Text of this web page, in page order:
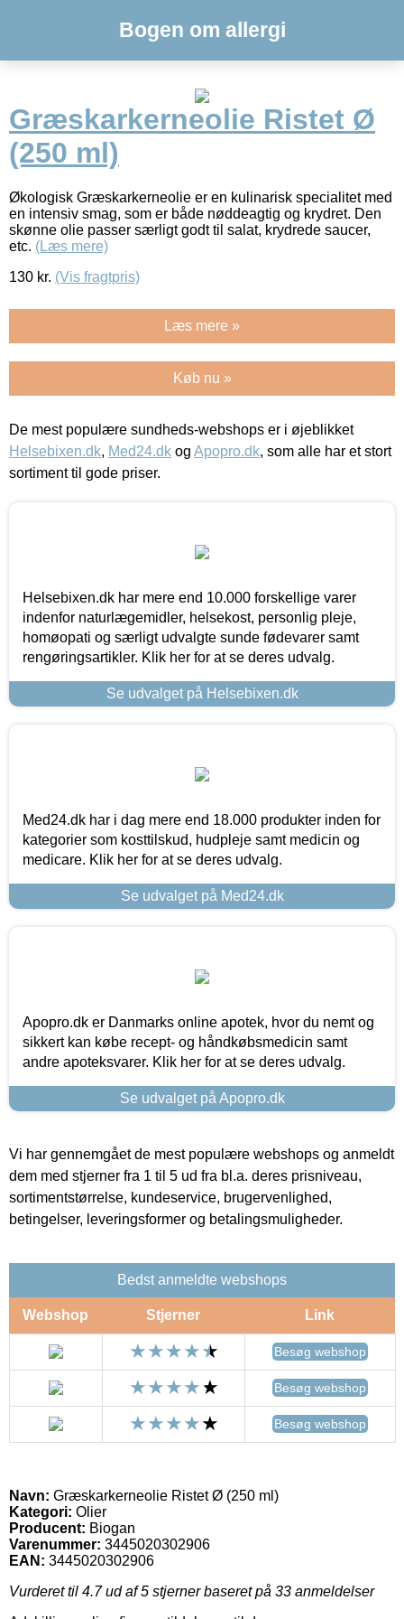
Bogen om allergi
Græskarkerneolie Ristet Ø
(250 ml)
Økologisk Græskarkerneolie er en kulinarisk specialitet med
en intensiv smag, som er både nøddeagtig og krydret. Den
skønne olie passer særligt godt til salat, krydrede saucer,
etc. (Læs mere)
130 kr. (Vis fragtpris)
Læs mere »
Køb nu »
De mest populære sundheds-webshops er i øjeblikket
Helsebixen.dk, Med24.dk og Apopro.dk, som alle har et stort
sortiment til gode priser.
Helsebixen.dk har mere end 10.000 forskellige varer
indenfor naturlægemidler, helsekost, personlig pleje,
homøopati og særligt udvalgte sunde fødevarer samt
rengøringsartikler. Klik her for at se deres udvalg.
Se udvalget på Helsebixen.dk
Med24.dk har i dag mere end 18.000 produkter inden for
kategorier som kosttilskud, hudpleje samt medicin og
medicare. Klik her for at se deres udvalg.
Se udvalget på Med24.dk
Apopro.dk er Danmarks online apotek, hvor du nemt og
sikkert kan købe recept- og håndkøbsmedicin samt
andre apoteksvarer. Klik her for at se deres udvalg.
Se udvalget på Apopro.dk
Vi har gennemgået de mest populære webshops og anmeldt
dem med stjerner fra 1 til 5 ud fra bl.a. deres prisniveau,
sortimentstørrelse, kundeservice, brugervenlighed,
betingelser, leveringsformer og betalingsmuligheder.
Bedst anmeldte webshops
Webshop Stjerner Link
Besøg webshop
Besøg webshop
Besøg webshop
Navn: Græskarkerneolie Ristet Ø (250 ml)
Kategori: Olier
Producent: Biogan
Varenummer: 3445020302906
EAN: 3445020302906
Vurderet til 4.7ud af 5 stjerner baseret på 33 anmeldelser